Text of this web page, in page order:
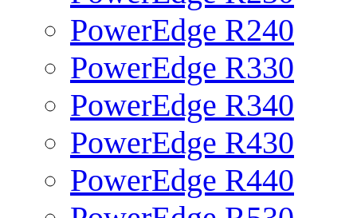
PowerEdge R240
PowerEdge R330
PowerEdge R340
PowerEdge R430
PowerEdge R440